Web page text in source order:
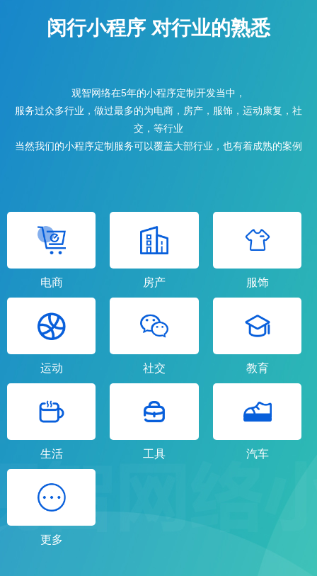
闵行小程序 对行业的熟悉
观智网络在5年的小程序定制开发当中，
服务过众多行业，做过最多的为电商，房产，服饰，运动康复，社
交，等行业
当然我们的小程序定制服务可以覆盖大部行业，也有着成熟的案例
电商 房产 服饰
运动 社交 教育
生活 工具 汽车
更多